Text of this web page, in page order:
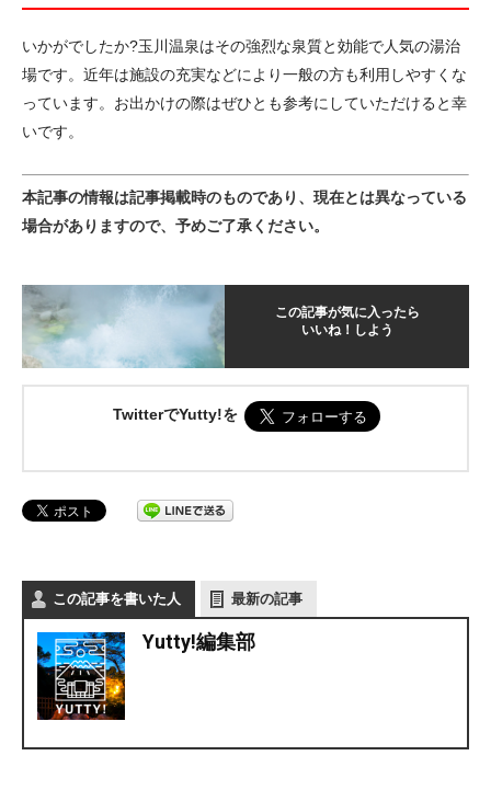
いかがでしたか?玉川温泉はその強烈な泉質と効能で人気の湯治
場です。近年は施設の充実などにより一般の方も利用しやすくな
っています。お出かけの際はぜひとも参考にしていただけると幸
いです。
本記事の情報は記事掲載時のものであり、現在とは異なっている
場合がありますので、予めご了承ください。
この記事が気に入ったら
いいね！しよう
TwitterでYutty!を
この記事を書いた人 最新の記事
Yutty!編集部